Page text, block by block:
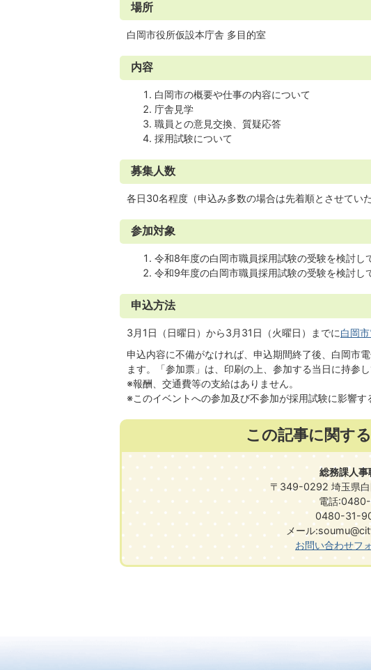
場所
白岡市役所仮設本庁舎 多目的室
内容
白岡市の概要や仕事の内容について
庁舎見学
職員との意見交換、質疑応答
採用試験について
募集人数
各日30名程度（申込み多数の場合は先着順とさせてい
参加対象
令和8年度の白岡市職員採用試験の受験を検討し
令和9年度の白岡市職員採用試験の受験を検討し
申込方法
3月1日（日曜日）から3月31日（火曜日）までに白岡
申込内容に不備がなければ、申込期間終了後、白岡市
ます。「参加票」は、印刷の上、参加する当日に持参し
※報酬、交通費等の支給はありません。
※このイベントへの参加及び不参加が採用試験に影響す
この記事に関す
総務課人事
〒349-0292 埼玉県
電話
0480-31-
メール
お問い合わせフ